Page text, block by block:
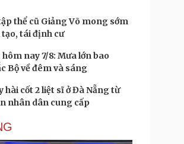
thể cũ Giảng Võ mong sớm
tạo, tái định cư
nay 7/8: Mưa lớn bao
Bộ về đêm và sáng
hài cốt 2 liệt sĩ ở Đà Nẵng từ
nhân dân cung cấp